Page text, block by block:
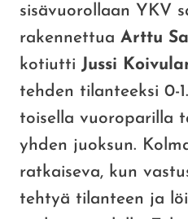
sisävuorollaan YKV
rakennettua Arttu
kotiutti Jussi
tehden tilanteeksi 0-
toisella vuoroparilla
yhden juoksun.
ratkaiseva, kun
tehtyä tilanteen ja